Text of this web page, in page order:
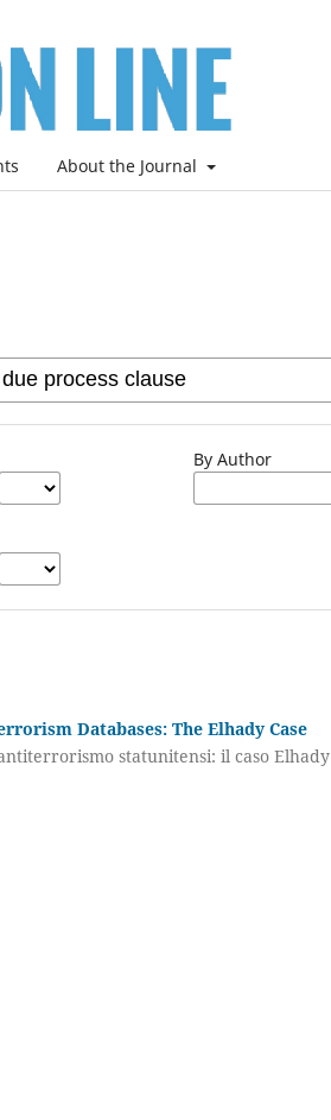
About the Journal
By Author
Databases: The Elhady Case
statunitensi: il caso Elhady